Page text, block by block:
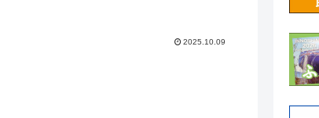
2025.10.09